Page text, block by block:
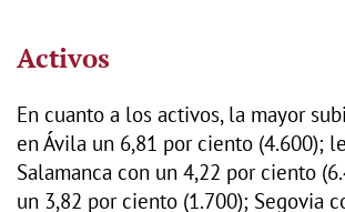
Activos
En cuanto a los activos, la mayor
en Ávila un 6,81 por ciento (4.600);
Salamanca con un 4,22 por ciento
un 3,82 por ciento (1.700); Segovia